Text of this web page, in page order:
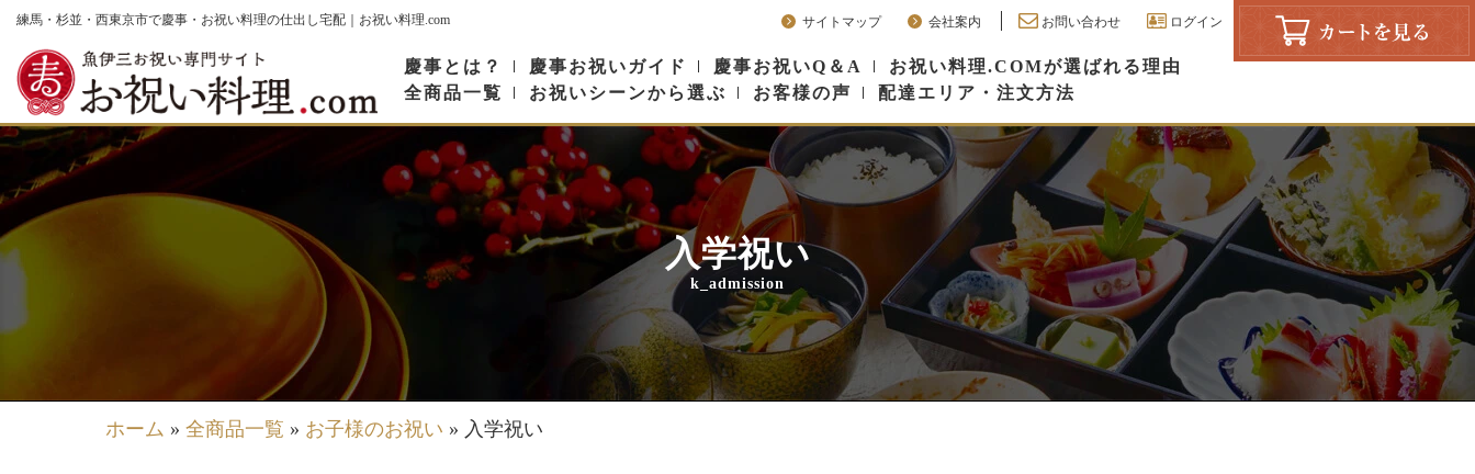
ツ
ス
キ
ッ
練馬・杉並・西東京市で慶事・お祝い料理の仕出し宅配｜お祝い料理.com サイトマップ 会社案内 お問い合わせ ログイン
慶事とは？ 慶事お祝いガイド 慶事お祝いQ＆A
お祝い料理.COMが選ばれる理由
全商品一覧
お祝いシーンから選ぶ お客様の声 配達エリア・注文方法
入学祝い
k_admission
ホーム » 全商品一覧 » お子様のお祝い » 入学祝い